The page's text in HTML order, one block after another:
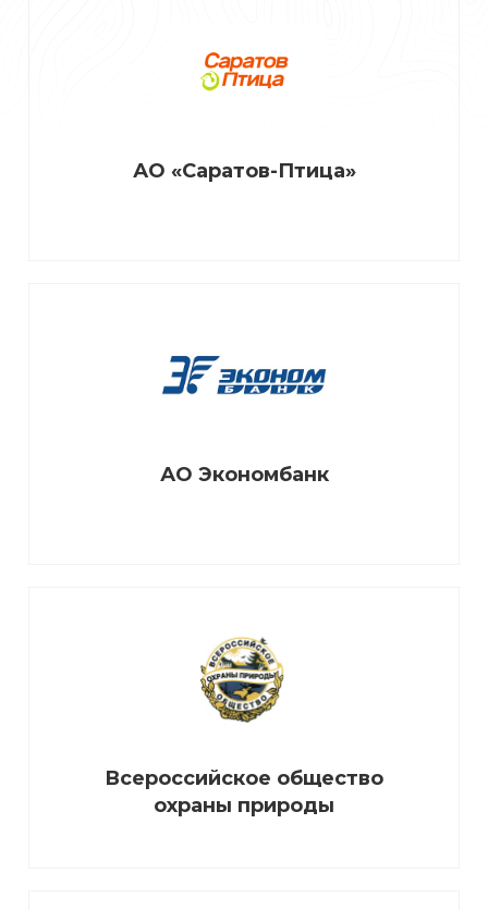
АО «Саратов-Птица»
АО Экономбанк
Всероссийское общество
охраны природы